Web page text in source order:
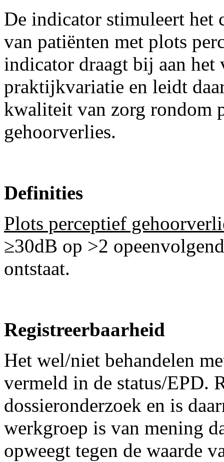
De indicator stimuleert het
van patiënten met plots
indicator draagt bij aan het
praktijkvariatie en leidt
kwaliteit van zorg rondom
gehoorverlies.
Definities
Plots perceptief
≥30dB op >2
ontstaat.
Registreerbaarheid
Het wel/niet behandelen
vermeld in de status/EPD.
dossieronderzoek en is
werkgroep is van mening
opweegt tegen de waarde